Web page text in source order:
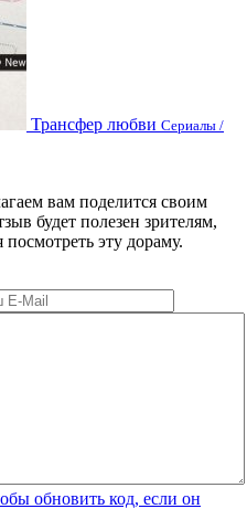
Трансфер любви Сериалы /
вам поделится своим
будет полезен зрителям,
эту дораму.